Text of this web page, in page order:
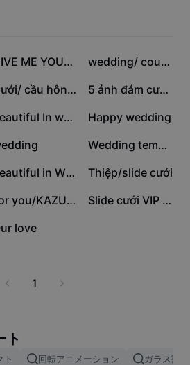
ート
ついて
2.0 Launch
11.4万 GIVE ME YOUR FOREVER 5.8万 wedding/ couple
3.1万 Cưới/ cầu hôn 3pics 3万 5 ảnh đám cưới love
1.6万 Beautiful In white 1.4万
Happy wedding
8731 5085 Wedding template
4031 Beautiful in White 3297
Thiệp/slide cưới
2041 For you/KAZUKI UJIIE 752 Slide cưới VIP 2026
38 love
1
ト
ト 回転アニメーション ガラス割